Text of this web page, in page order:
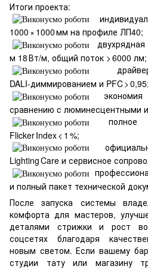
Итоги проекта:
1000 × 1000 мм на профиле ЛП40;
м 18 Вт/м, общий поток > 6000 лм;
DALI‑диммированием и PFC > 0,95;
сравнению с люминесцентными
полное
Flicker Index < 1 %;
Lighting Care и сервисное
и полный пакет технической
После запуска системы
комфорта для мастеров,
деталями стрижки и рост
соцсетях благодаря
новым светом. Если вашему
студии тату или магазину